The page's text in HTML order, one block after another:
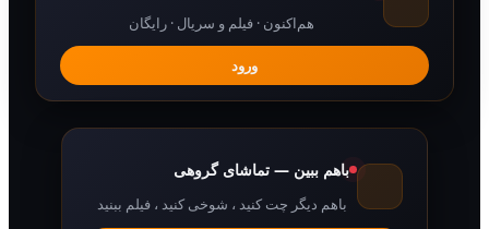
هم‌اکنون · فیلم و سریال · رایگان
باهم ببین — تماشای گروهی
باهم دیگر چت کنید ، شوخی کنید ، فیلم ببنید